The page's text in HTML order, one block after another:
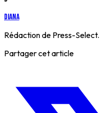
Diana
Rédaction de Press-Select.
Partager cet article